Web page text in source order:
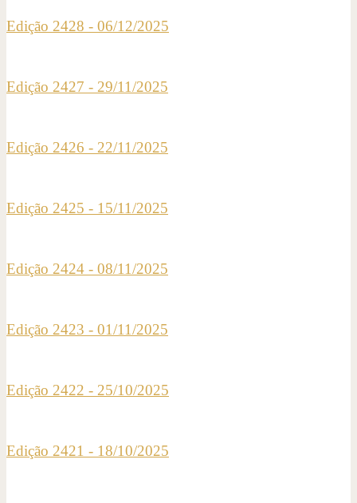
Edição 2428 - 06/12/2025
Edição 2427 - 29/11/2025
Edição 2426 - 22/11/2025
Edição 2425 - 15/11/2025
Edição 2424 - 08/11/2025
Edição 2423 - 01/11/2025
Edição 2422 - 25/10/2025
Edição 2421 - 18/10/2025